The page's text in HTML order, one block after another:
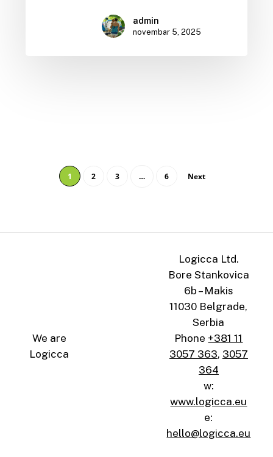
admin
novembar 5, 2025
1 2 3 … 6 Next
We are
Logicca
Logicca Ltd.
Bore Stankovica
6b – Makis
11030 Belgrade,
Serbia
Phone +381 11
3057 363, 3057
364
w:
www.logicca.eu
e:
hello@logicca.eu